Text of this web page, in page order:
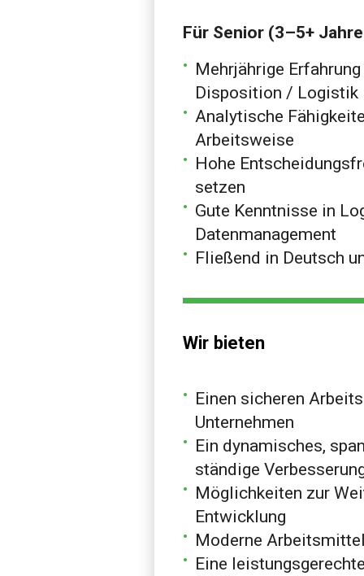
Für Senior (3–5+
Mehrjährige
Disposition / Logistik
Analytische
Arbeitsweise
Hohe
setzen
Gute Kenntnisse in
Datenmanagement
Fließend in Deutsch
Wir bieten
Einen sicheren
Unternehmen
Ein dynamisches,
ständige
Möglichkeiten zur
Entwicklung
Moderne
Eine